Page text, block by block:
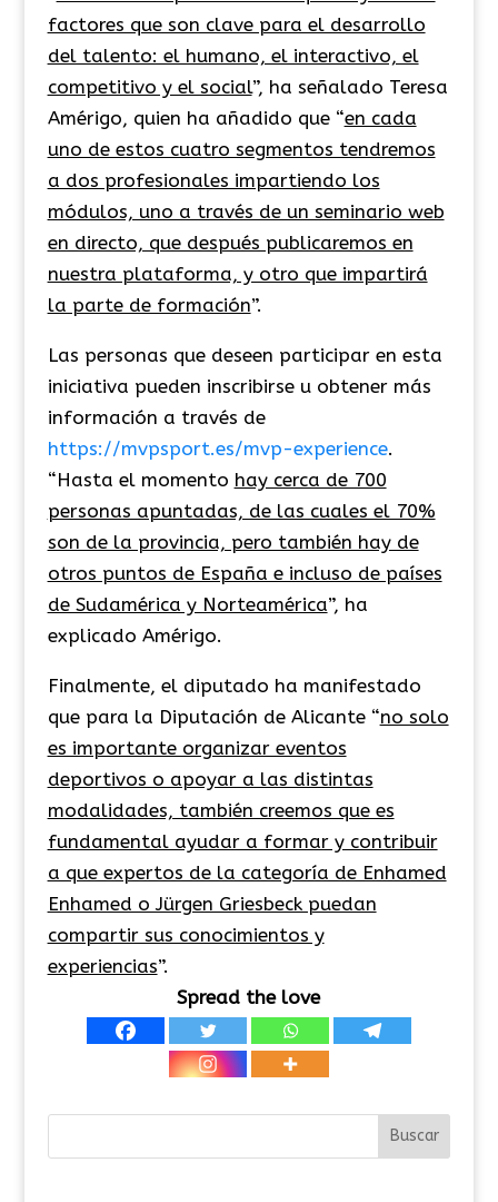
factores que son clave para el desarrollo
del talento: el humano, el interactivo, el
competitivo y el social”, ha señalado Teresa
Amérigo, quien ha añadido que “en cada
uno de estos cuatro segmentos tendremos
a dos profesionales impartiendo los
módulos, uno a través de un seminario web
en directo, que después publicaremos en
nuestra plataforma, y otro que impartirá
la parte de formación”.
Las personas que deseen participar en esta
iniciativa pueden inscribirse u obtener más
información a través de
https://mvpsport.es/mvp-experience.
“Hasta el momento hay cerca de 700
personas apuntadas, de las cuales el 70%
son de la provincia, pero también hay de
otros puntos de España e incluso de países
de Sudamérica y Norteamérica”, ha
explicado Amérigo.
Finalmente, el diputado ha manifestado
que para la Diputación de Alicante “no solo
es importante organizar eventos
deportivos o apoyar a las distintas
modalidades, también creemos que es
fundamental ayudar a formar y contribuir
a que expertos de la categoría de Enhamed
Enhamed o Jürgen Griesbeck puedan
compartir sus conocimientos y
experiencias”.
Spread the love